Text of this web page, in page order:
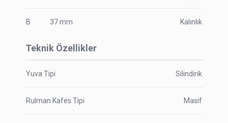
B 37mm Kalınlık
Teknik Özellikler
Yuva Tipi Silindirik
Rulman Kafes Tipi Masif